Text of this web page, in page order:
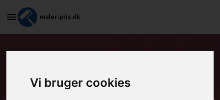
Vi bruger cookies
maler-pris.dk
maling i Viby Sjælland